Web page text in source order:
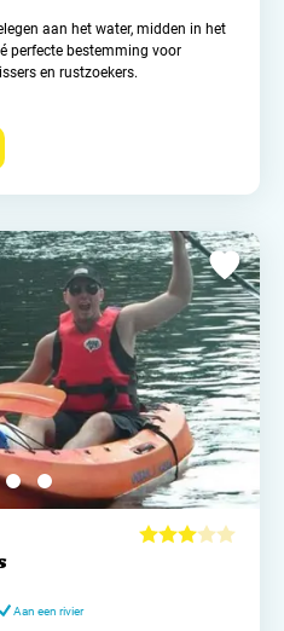
aan het water, midden in het
perfecte bestemming voor
en rustzoekers.
Aan een rivier